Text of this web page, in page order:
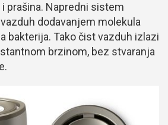
prašina. Napredni sistem
dodavanjem molekula
bakterija. Tako čist vazduh izlazi
brzinom, bez stvaranja